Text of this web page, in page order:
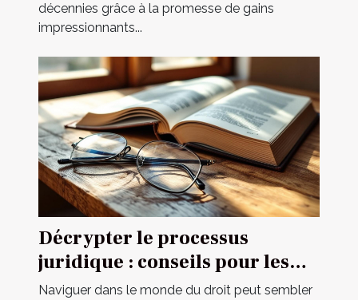
décennies grâce à la promesse de gains
impressionnants...
Décrypter le processus
juridique : conseils pour les
novices
Naviguer dans le monde du droit peut sembler